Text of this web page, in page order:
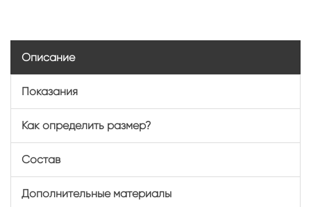
Описание
Показания
Как определить размер?
Состав
Дополнительные материалы